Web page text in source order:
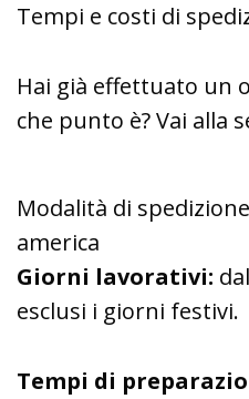
Tempi e costi di
Hai già effettuato un
che punto è? Vai alla
Modalità di
america
Giorni lavorativi:
esclusi i giorni festivi.
Tempi di